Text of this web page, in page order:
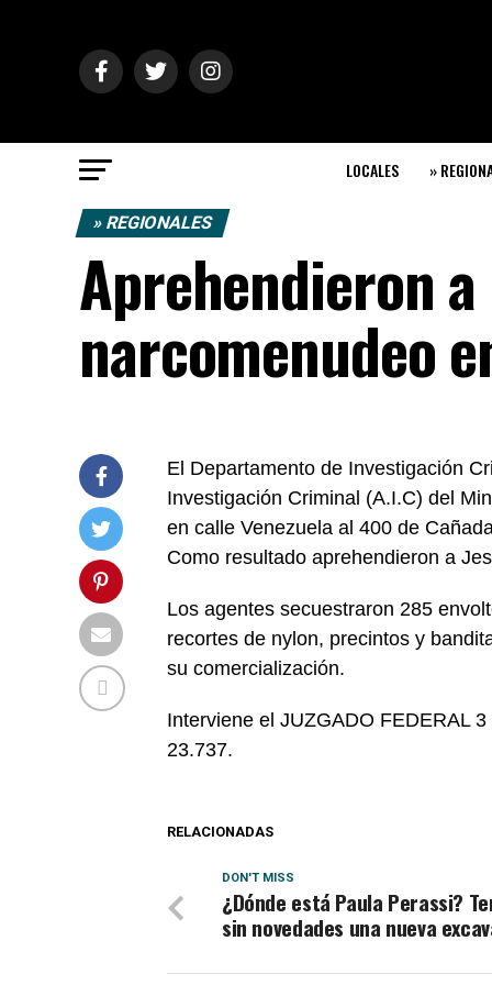
LOCALES »
» REGIONALES
Aprehendieron
narcomenudeo
El Departamento de Investigación
Investigación Criminal (A.I.C) del
en calle Venezuela al 400 de
Como resultado aprehendieron a
Los agentes secuestraron 285
recortes de nylon, precintos y
su comercialización.
Interviene el JUZGADO FEDERAL
23.737.
RELACIONADAS
DON'T MISS
¿Dónde está Paula Perassi?
sin novedades una nueva